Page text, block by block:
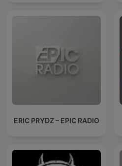
ERIC PRYDZ – EPIC RADIO